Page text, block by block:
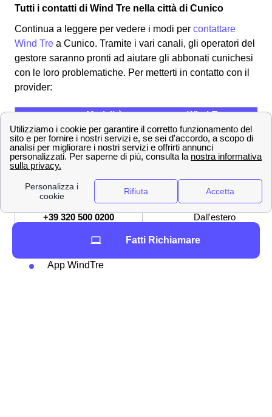
Tutti i contatti di Wind Tre nella città di Cunico
Continua a leggere per vedere i modi per contattare
Wind Tre a Cunico. Tramite i vari canali, gli operatori del
gestore saranno pronti ad aiutare gli abbonati cunichesi
con le loro problematiche. Per metterti in contatto con il
provider:
✔ Modalità per contattare Wind-Tre
800 900 134
Numero Verde
159 Servizio Clienti
[email protected] Indirizzo mail per PEC
+39 320 500 0200 Dall'estero
App WindTre
Fatti Richiamare